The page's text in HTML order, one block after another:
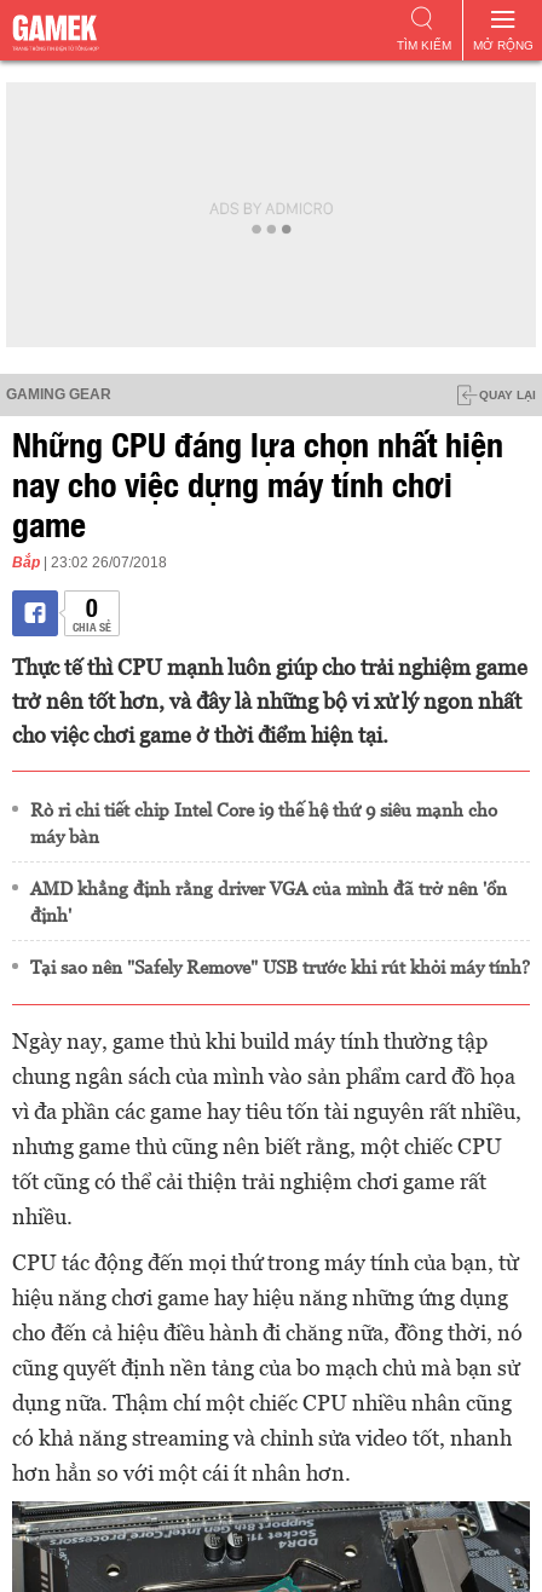
MỞ RỘNG
TÌM KIẾM
GAMING GEAR QUAY LẠI
Những CPU đáng lựa chọn nhất hiện
nay cho việc dựng máy tính chơi
game
Bắp | 23:02 26/07/2018
0
CHIA SẺ
Thực tế thì CPU mạnh luôn giúp cho trải nghiệm game
trở nên tốt hơn, và đây là những bộ vi xử lý ngon nhất
cho việc chơi game ở thời điểm hiện tại.
Rò rỉ chi tiết chip Intel Core i9 thế hệ thứ 9 siêu mạnh cho
máy bàn
AMD khẳng định rằng driver VGA của mình đã trở nên 'ổn
định'
Tại sao nên "Safely Remove" USB trước khi rút khỏi máy tính?
Ngày nay, game thủ khi build máy tính thường tập
chung ngân sách của mình vào sản phẩm card đồ họa
vì đa phần các game hay tiêu tốn tài nguyên rất nhiều,
nhưng game thủ cũng nên biết rằng, một chiếc CPU
tốt cũng có thể cải thiện trải nghiệm chơi game rất
nhiều.
CPU tác động đến mọi thứ trong máy tính của bạn, từ
hiệu năng chơi game hay hiệu năng những ứng dụng
cho đến cả hiệu điều hành đi chăng nữa, đồng thời, nó
cũng quyết định nền tảng của bo mạch chủ mà bạn sử
dụng nữa. Thậm chí một chiếc CPU nhiều nhân cũng
có khả năng streaming và chỉnh sửa video tốt, nhanh
hơn hẳn so với một cái ít nhân hơn.